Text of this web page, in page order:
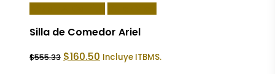
Silla de Comedor Ariel
$555.33 El
precio
$160.50 El
precio
Incluye ITBMS.